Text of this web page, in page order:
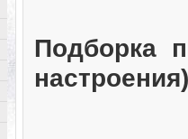
Подборка